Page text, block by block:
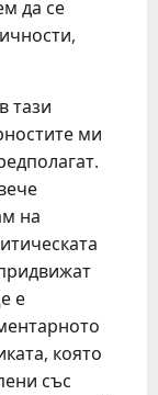
да се
тази
ми
на
е
която
със